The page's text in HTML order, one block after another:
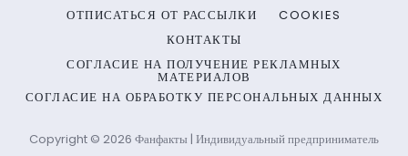
ОТПИСАТЬСЯ ОТ РАССЫЛКИ
COOKIES
КОНТАКТЫ
СОГЛАСИЕ НА ПОЛУЧЕНИЕ РЕКЛАМНЫХ
МАТЕРИАЛОВ
СОГЛАСИЕ НА ОБРАБОТКУ ПЕРСОНАЛЬНЫХ ДАННЫХ
Copyright © 2026 Фанфакты | Индивидуальный предприниматель